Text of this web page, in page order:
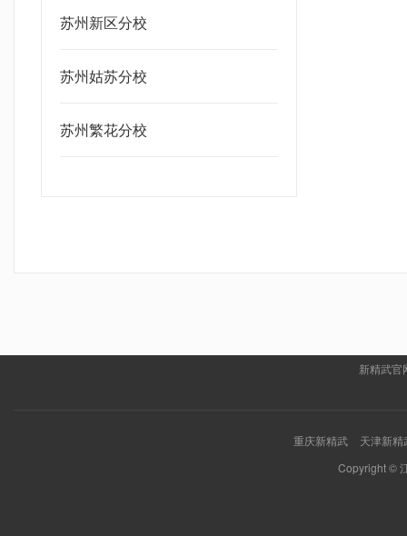
苏州新区分校
苏州姑苏分校
苏州繁花分校
新精武官
重庆新精武
天津新精
Copyright ©